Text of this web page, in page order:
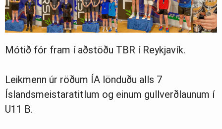
Mótið fór fram í aðstöðu TBR í Reykjavík.
Leikmenn úr röðum ÍA lönduðu alls 7
Íslandsmeistaratitlum og einum gullverðlaunum í
U11 B.